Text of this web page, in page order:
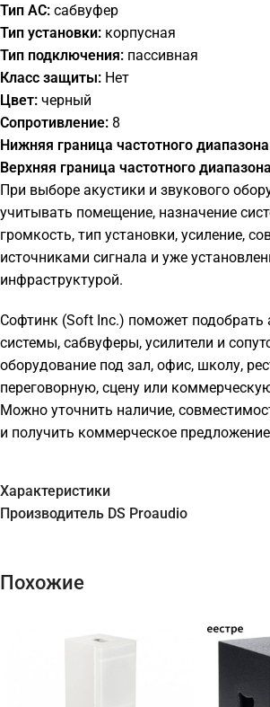
Тип АС: сабвуфер
Тип установки: корпусная
Тип подключения: пассивная
Класс защиты: Нет
Цвет: черный
Сопротивление: 8
Нижняя граница частотного
Верхняя граница частотного
При выборе акустики и звукового
учитывать помещение, назначение
громкость, тип установки, усиление,
источниками сигнала и уже
инфраструктурой.
Софтинк (Soft Inc.) поможет подобрать
системы, сабвуферы, усилители и
оборудование под зал, офис, школу,
переговорную, сцену или
Можно уточнить наличие,
и получить коммерческое
Характеристики
Производитель DS Proaudio
Похожие